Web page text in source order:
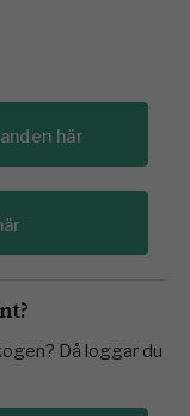
här
Då loggar du